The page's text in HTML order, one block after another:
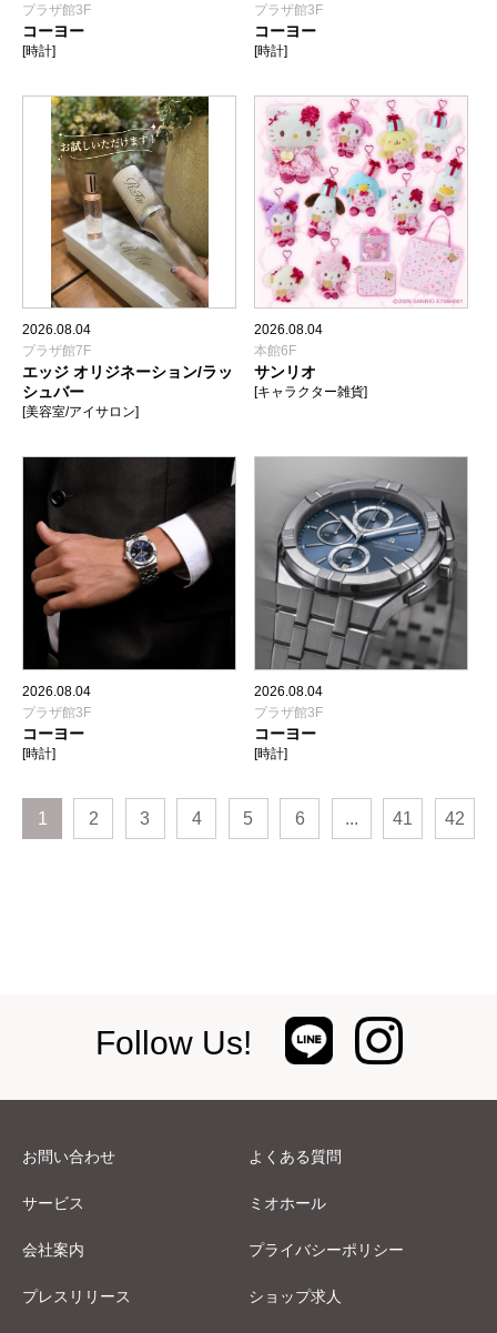
プラザ館3F
コーヨー
[時計]
プラザ館3F
コーヨー
[時計]
2026.08.04
プラザ館7F
エッジ オリジネーション/ラッ
シュバー
[美容室/アイサロン]
2026.08.04
本館6F
サンリオ
[キャラクター雑貨]
2026.08.04
プラザ館3F
コーヨー
[時計]
2026.08.04
プラザ館3F
コーヨー
[時計]
1 2 3 4 5 6 ... 41 42
Follow Us!
お問い合わせ よくある質問
サービス ミオホール
会社案内 プライバシーポリシー
プレスリリース ショップ求人